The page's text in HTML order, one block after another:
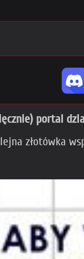
portal
złotówka